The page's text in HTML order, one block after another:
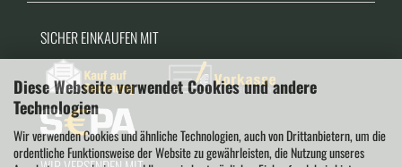
Diese Webseite verwendet Cookies und andere
Technologien
Wir verwenden Cookies und ähnliche Technologien, auch von Drittanbietern, um die
ordentliche Funktionsweise der Website zu gewährleisten, die Nutzung unseres
SICHER EINKAUFEN MIT